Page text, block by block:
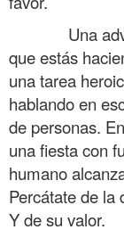
Una
que estás
una tarea
hablando en
de personas.
una fiesta con
humano
Percátate de la
Y de su valor.